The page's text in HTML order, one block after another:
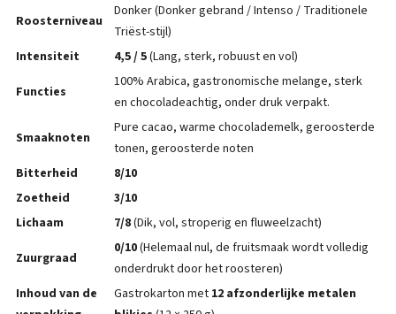
Roosterniveau
Donker (Donker gebrand / Intenso / Traditionele
Triëst-stijl)
Intensiteit
4,5 / 5(Lang, sterk, robuust en vol)
Functies
100% Arabica, gastronomische melange, sterk
en chocoladeachtig, onder druk verpakt.
Smaaknoten
Pure cacao, warme chocolademelk, geroosterde
tonen, geroosterde noten
Bitterheid
8/10
Zoetheid
3/10
Lichaam
7/8(Dik, vol, stroperig en fluweelzacht)
Zuurgraad
0/10(Helemaal nul, de fruitsmaak wordt volledig
onderdrukt door het roosteren)
Inhoud van de
Gastrokarton met 12 afzonderlijke metalen